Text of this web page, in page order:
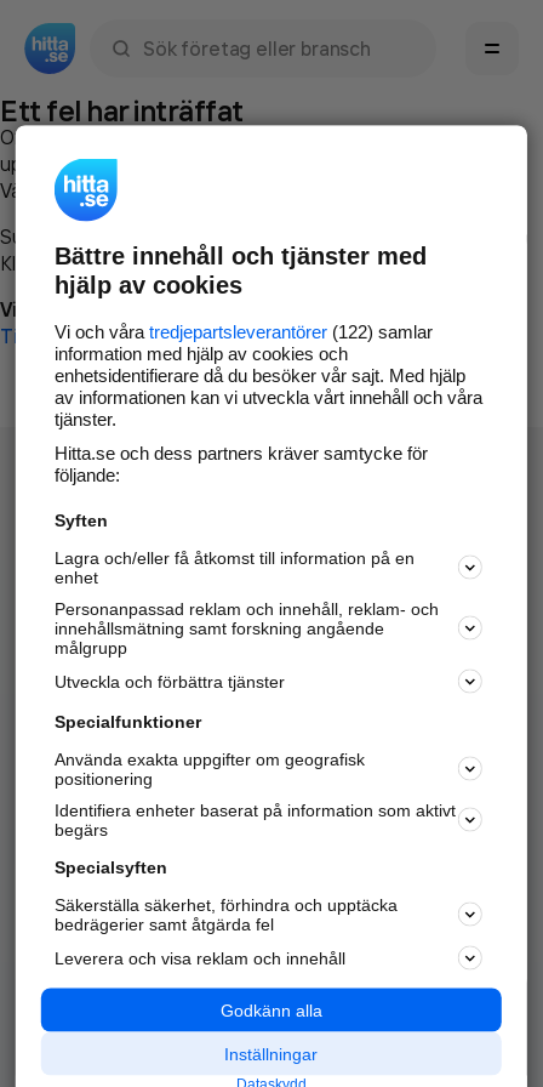
Ett fel har inträffat
Om du vill kan du
uppstod så att vi lättare och snabbare kan avhjälpa det.
Vänligen försök med följande:
Surfa till
Klicka påTillbaka-knappen i webbläsaren och försök igen
Vi beklagar besväret!
Till startsidan
Hitta.se - Gratis nummerupplysning.
Sök företag, personer och platser.
Hitta telefonnummer, adresser, företagsinfo mm.
Marknadsför företaget
Kom igång och annonsera mot
samarbetspartners nära dig.
Alla kategorier
Populära sökningar
API & Kartor
Annonsera
Integritet
Nödnummer
Bättre innehåll och tjänster med
hjälp av cookies
Vi och våra tredjepartsleverantörer(122) samlar
information med hjälp av cookies och
enhetsidentifierare då du besöker vår sajt. Med hjälp
av informationen kan vi utveckla vårt innehåll och våra
tjänster.
Hitta.se och dess partners kräver samtycke för
följande:
Syften
Lagra och/eller få åtkomst till information på en
enhet
Personanpassad reklam och innehåll, reklam- och
innehållsmätning samt forskning angående
målgrupp
Utveckla och förbättra tjänster
Specialfunktioner
Använda exakta uppgifter om geografisk
positionering
Identifiera enheter baserat på information som aktivt
begärs
Specialsyften
Säkerställa säkerhet, förhindra och upptäcka
bedrägerier samt åtgärda fel
Leverera och visa reklam och innehåll
Godkänn alla
Inställningar
Dataskydd